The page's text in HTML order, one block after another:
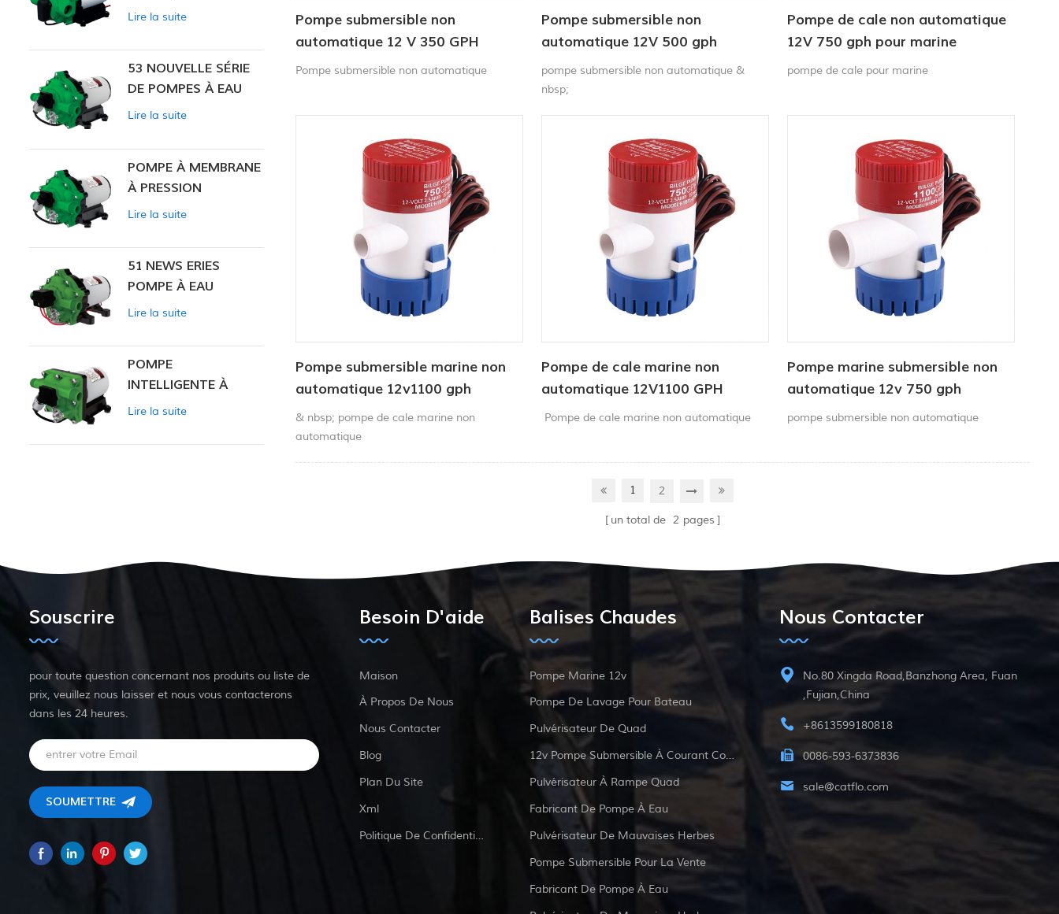
Pompe submersible non
automatique 12 V 350 GPH
Pompe submersible non automatique
Pompe submersible non
automatique 12V 500 gph
pompe submersible non automatique &
nbsp;
Pompe de cale non automatique
12V 750 gph pour marine
pompe de cale pour marine
Pompe submersible marine non
automatique 12v1100 gph
& nbsp; pompe de cale marine non
automatique
Pompe de cale marine non
automatique 12V1100 GPH
Pompe de cale marine non automatique
Pompe marine submersible non
automatique 12v 750 gph
pompe submersible non automatique
1 2
un total de 2 pages
constante 53
Lire la suite
53 NOUVELLE SÉRIE
DE POMPES À EAU
Lire la suite
POMPE À MEMBRANE
À PRESSION
CONSTANTE
Lire la suite
51 NEWS ERIES
POMPE À EAU
Lire la suite
POMPE
INTELLIGENTE À
PRESSION
ZN-42
Lire la suite
Souscrire
pour toute question concernant nos produits ou liste de
prix, veuillez nous laisser et nous vous contacterons
dans les 24 heures.
Besoin D'aide
Maison
À Propos De Nous
Nous Contacter
Blog
Plan Du Site
Xml
Politique De Confidentialité
Balises Chaudes
Pompe Marine 12v
Pompe De Lavage Pour Bateau
Pulvérisateur De Quad
12v Pompe Submersible À Courant Continu
Pulvérisateur À Rampe Quad
Fabricant De Pompe À Eau
Pulvérisateur De Mauvaises Herbes
Pompe Submersible Pour La Vente
Fabricant De Pompe À Eau
Nous Contacter
No.80 Xingda Road,Banzhong Area, Fuan
,Fujian,China
+8613599180818
0086-593-6373836
sale@catflo.com